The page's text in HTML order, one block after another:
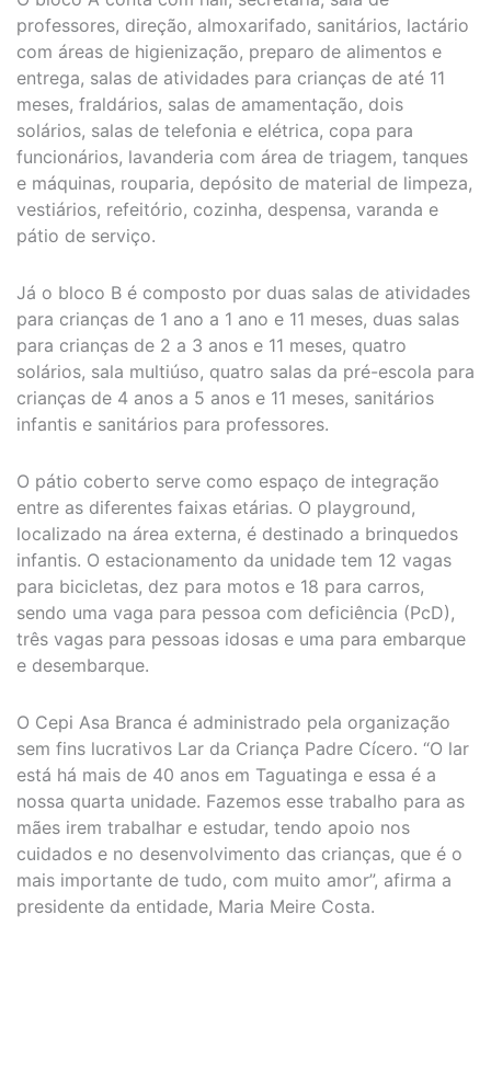
professores, direção, almoxarifado, sanitários, lactário
com áreas de higienização, preparo de alimentos e
entrega, salas de atividades para crianças de até 11
meses, fraldários, salas de amamentação, dois
solários, salas de telefonia e elétrica, copa para
funcionários, lavanderia com área de triagem, tanques
e máquinas, rouparia, depósito de material de limpeza,
vestiários, refeitório, cozinha, despensa, varanda e
pátio de serviço.
Já o bloco B é composto por duas salas de atividades
para crianças de 1 ano a 1 ano e 11 meses, duas salas
para crianças de 2 a 3 anos e 11 meses, quatro
solários, sala multiúso, quatro salas da pré-escola para
crianças de 4 anos a 5 anos e 11 meses, sanitários
infantis e sanitários para professores.
O pátio coberto serve como espaço de integração
entre as diferentes faixas etárias. O playground,
localizado na área externa, é destinado a brinquedos
infantis. O estacionamento da unidade tem 12 vagas
para bicicletas, dez para motos e 18 para carros,
sendo uma vaga para pessoa com deficiência (PcD),
três vagas para pessoas idosas e uma para embarque
e desembarque.
O Cepi Asa Branca é administrado pela organização
sem fins lucrativos Lar da Criança Padre Cícero. “O lar
está há mais de 40 anos em Taguatinga e essa é a
nossa quarta unidade. Fazemos esse trabalho para as
mães irem trabalhar e estudar, tendo apoio nos
cuidados e no desenvolvimento das crianças, que é o
mais importante de tudo, com muito amor”, afirma a
presidente da entidade, Maria Meire Costa.